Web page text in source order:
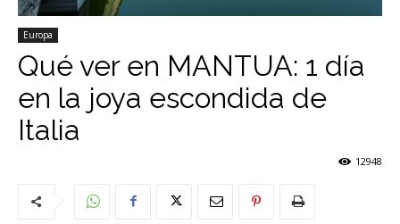
Europa
Qué ver en MANTUA: 1 día
en la joya escondida de
Italia
12948